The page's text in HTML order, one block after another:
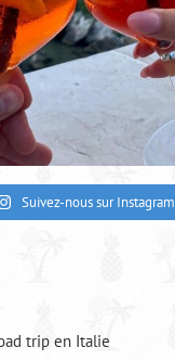
Suivez-nous sur Instagram
trip en Italie